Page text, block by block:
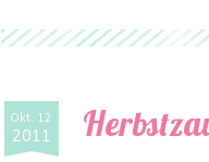
Okt. 12
2011